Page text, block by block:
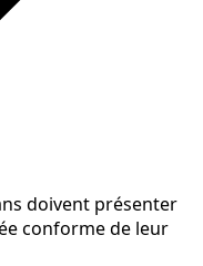
doivent présenter
conforme de leur